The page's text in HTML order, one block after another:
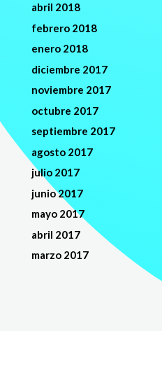
abril 2018
febrero 2018
enero 2018
diciembre 2017
noviembre 2017
octubre 2017
septiembre 2017
agosto 2017
julio 2017
junio 2017
mayo 2017
abril 2017
marzo 2017